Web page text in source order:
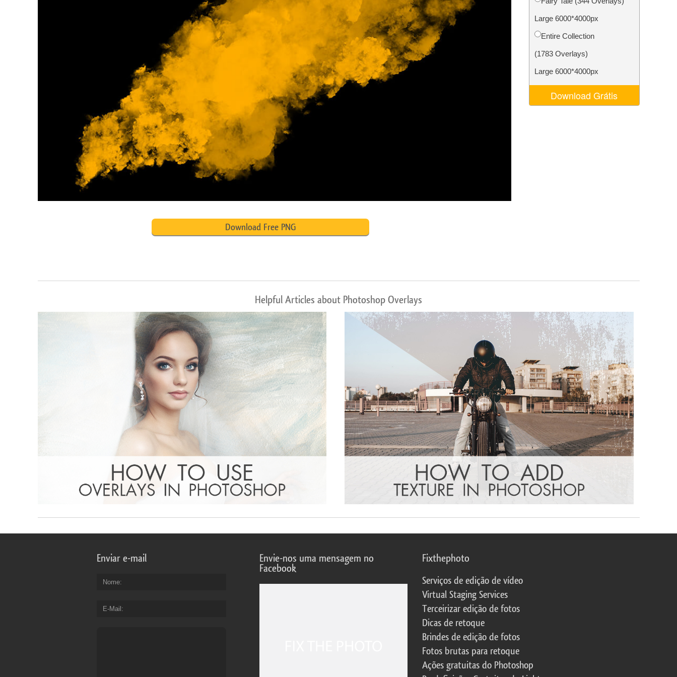
Serviços de retoque de produtos Serviços de retoque de joias Dados de Treinamento de IA
Large 6000*4000px
Entire Collection
(1783 Overlays)
Large 6000*4000px
Download Grátis
Download Free PNG
Helpful Articles about Photoshop Overlays
Enviar e-mail
Nome
E-Mail
Envie-nos uma mensagem no
Facebook
Fixthephoto
Serviços de edição de vídeo
Virtual Staging Services
Terceirizar edição de fotos
Dicas de retoque
Brindes de edição de fotos
Fotos brutas para retoque
Ações gratuitas do Photoshop